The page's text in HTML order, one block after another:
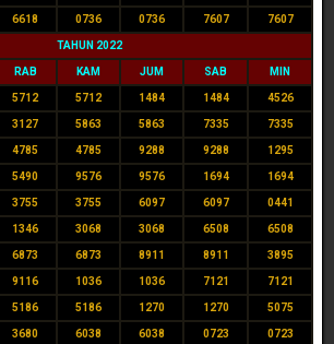
6618 0736 0736 7607 7607
TAHUN 2022
RAB KAM JUM SAB MIN
5712 5712 1484 1484 4526
3127 5863 5863 7335 7335
4785 4785 9288 9288 1295
5490 9576 9576 1694 1694
3755 3755 6097 6097 0441
1346 3068 3068 6508 6508
6873 6873 8911 8911 3895
9116 1036 1036 7121 7121
5186 5186 1270 1270 5075
3680 6038 6038 0723 0723